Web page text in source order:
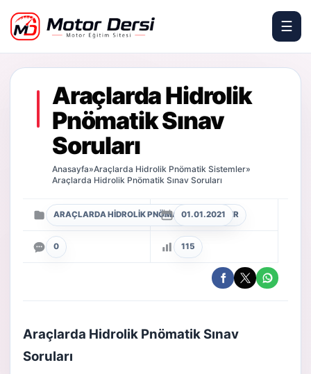
Motor Dersi
☰
Araçlarda Hidrolik
Pnömatik Sınav
Soruları
Anasayfa»Araçlarda Hidrolik Pnömatik Sistemler»
Araçlarda Hidrolik Pnömatik Sınav Soruları
ARAÇLARDA HIDROLIK PNÖMATIK SISTEMLER
01.01.2021
0 115
Araçlarda Hidrolik Pnömatik Sınav
Soruları